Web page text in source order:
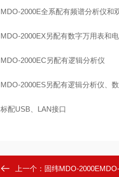
MDO-2000E全系配有频谱分析仪和
MDO-2000EX另配有数字万用表和
MDO-2000EC另配有逻辑分析仪
MDO-2000ES另配有逻辑分析仪、
标配USB LAN接口
上一个： 固纬MDO-2000EMDO-2000E系列(MDO-